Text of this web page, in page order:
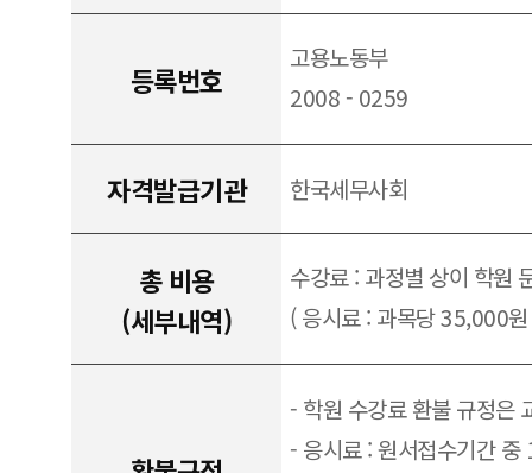
등록번호
고용노동부
2008 - 0259
자격발급기관 한국세무사회
총 비용
(세부내역)
수강료 : 과정별 상이 학원
( 응시료 : 과목당 35,000
- 학원 수강료 환불 규정은
- 응시료 : 원서접수기간